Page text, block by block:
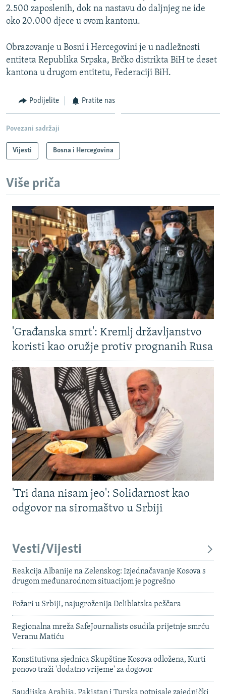
2.500 zaposlenih, dok na nastavu do daljnjeg ne ide
oko 20.000 djece u ovom kantonu.
Obrazovanje u Bosni i Hercegovini je u nadležnosti
entiteta Republika Srpska, Brčko distrikta BiH te deset
kantona u drugom entitetu, Federaciji BiH.
Podijelite Pratite nas
Povezani sadržaji
Vijesti Bosna i Hercegovina
Više priča
'Građanska smrt': Kremlj državljanstvo
koristi kao oružje protiv prognanih Rusa
'Tri dana nisam jeo': Solidarnost kao
odgovor na siromaštvo u Srbiji
Vesti/Vijesti
Reakcija Albanije na Zelenskog: Izjednačavanje Kosova s ​​
drugom međunarodnom situacijom je pogrešno
Požari u Srbiji, najugroženija Deliblatska peščara
Regionalna mreža SafeJournalists osudila prijetnje smrću
Veranu Matiću
Konstitutivna sjednica Skupštine Kosova odložena, Kurti
ponovo traži 'dodatno vrijeme' za dogovor